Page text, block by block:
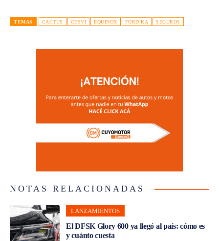
TEMAS CACTUS CESVI EQUINOX FORD KA SEGUROS
NOTAS RELACIONADAS
LANZAMIENTOS
El DFSK Glory 600 ya llegó al país: cómo es
y cuánto cuesta